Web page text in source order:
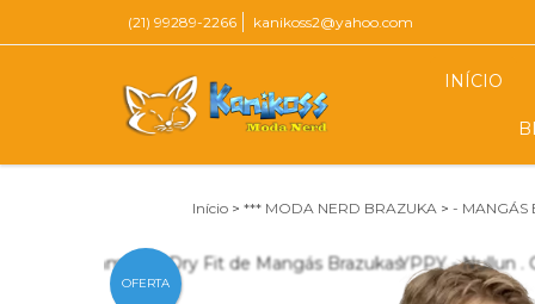
(21) 99289-2266 kanikoss2@yahoo.com
INÍCIO
Início > *** MODA NERD BRAZUKA > - MANGÁS
OFERTA